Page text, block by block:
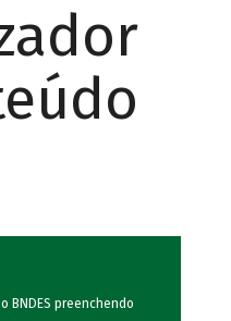
BNDES preenchendo